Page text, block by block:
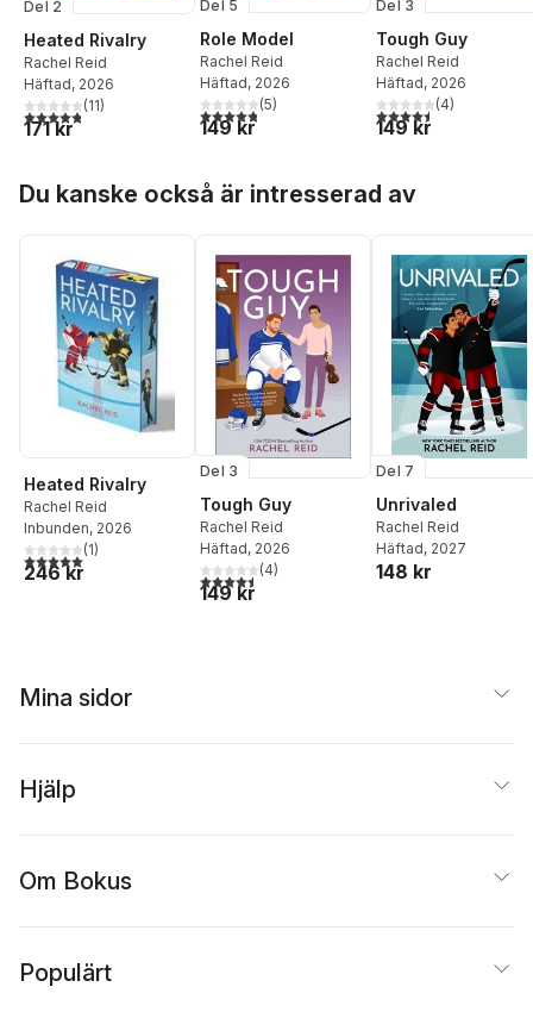
Del 2
Heated Rivalry
Rachel Reid
Häftad, 2026
4,8utav 5 stjärnor. Totalt antal röster:
(11)
171 kr
Del 5
Role Model
Rachel Reid
Häftad, 2026
4,8utav 5 stjärnor. Totalt antal röster:
(5)
149 kr
Del 3
Tough Guy
Rachel Reid
Häftad, 2026
4,5utav 5 stjärnor.
(4)
149 kr
Du kanske också är intresserad av
Heated Rivalry
Rachel Reid
Inbunden, 2026
5,0utav 5 stjärnor. Totalt antal röster:
(1)
246 kr
Del 3
Tough Guy
Rachel Reid
Häftad, 2026
4,5utav 5 stjärnor. Totalt antal röster:
(4)
149 kr
Del 7
Unrivaled
Rachel Reid
Häftad, 2027
148 kr
Mina sidor
Hjälp
Om Bokus
Populärt